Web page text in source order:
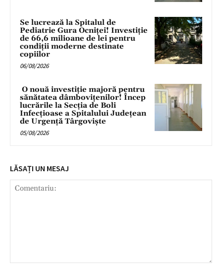
Se lucrează la Spitalul de
Pediatrie Gura Ocniței! Investiție
de 66,6 milioane de lei pentru
condiții moderne destinate
copiilor
06/08/2026
O nouă investiție majoră pentru
sănătatea dâmbovițenilor! Încep
lucrările la Secția de Boli
Infecțioase a Spitalului Județean
de Urgență Târgoviște
05/08/2026
LĂSAȚI UN MESAJ